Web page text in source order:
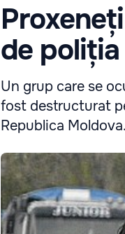
de poliția
Un grup care se
fost destructurat
Republica Moldova.